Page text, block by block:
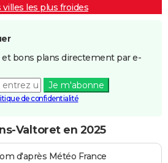
villes les plus froides
et bons plans directement par e-
Je m'abonne
de confidentialité
Valtoret en 2025
d'après Météo France